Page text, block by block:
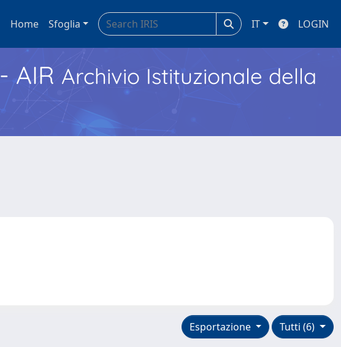
Home Sfoglia IT LOGIN
- AIR Archivio Istituzionale della
Tutti (6)
Esportazione